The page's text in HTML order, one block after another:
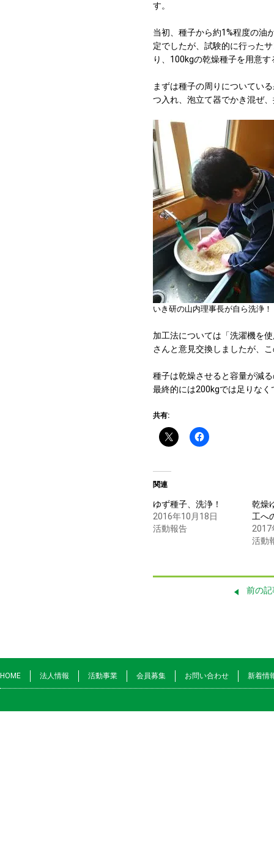
す。
当初、種子から約1%程度の油
定でしたが、試験的に行った
り、100kgの乾燥種子を用意
まずは種子の周りについてい
つ入れ、泡立て器でかき混ぜ
いき研の山内理事長が自ら洗浄！
加工法については「洗濯機を
さんと意見交換しましたが、
種子は乾燥させると容量が減
最終的には200kgでは足りな
共有:
関連
ゆず種子、洗浄！
2016年10月18日
活動報告
乾燥
工へ
2017
活動
前の記
HOME 法人情報 活動事業 会員募集 お問い合わせ 新着情